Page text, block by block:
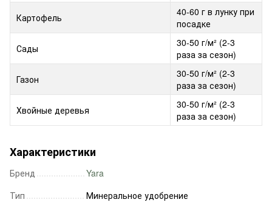
Картофель
40-60 г в лунку при
посадке
Сады
30-50 г/м² (2-3
раза за сезон)
Газон
30-50 г/м² (2-3
раза за сезон)
Хвойные деревья
30-50 г/м² (2-3
раза за сезон)
Характеристики
Бренд
Yara
Тип
Минеральное удобрение